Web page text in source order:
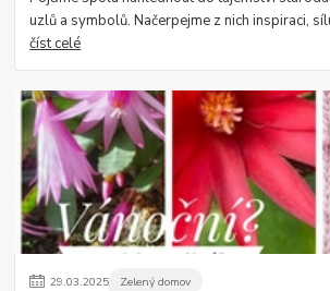
uzlů a symbolů. Načerpejme z nich inspiraci,
číst celé
29.03.2025 Zelený domov